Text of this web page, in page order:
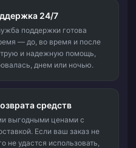
24/7
поддержки готова
— до, во время и после
и надежную помощь,
днем или ночью.
средств
выгодными ценами с
Если ваш заказ не
не удастся использовать,